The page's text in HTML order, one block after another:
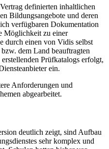
definierten inhaltlichen
Bildungsangebote und deren
verfügbaren Dokumentation
Möglichkeit zu einer
durch einen von Vidis selbst
dem Land beauftragten
Prüfkatalogs erfolgt,
ein.
Anforderungen und
abgearbeitet.
deutlich zeigt, sind Aufbau
sehr komplex und